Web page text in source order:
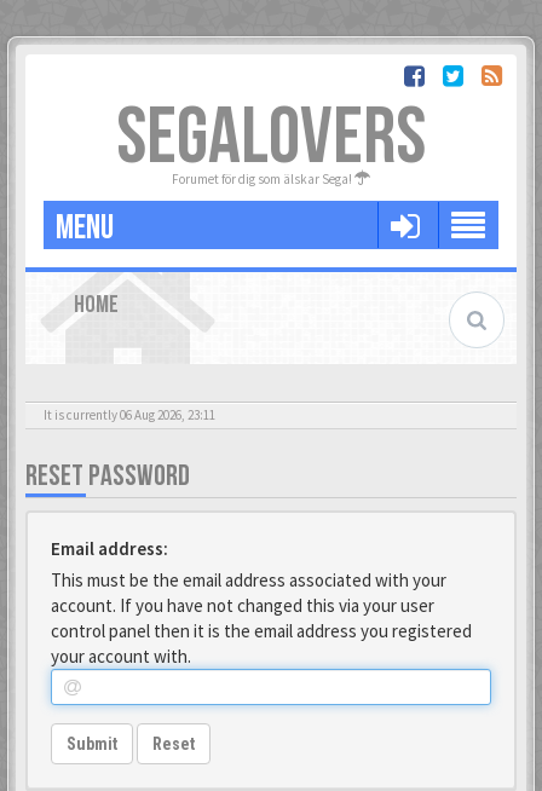
SEGALOVERS
Forumet för dig som älskar Sega!
MENU
HOME
It is currently 06 Aug 2026, 23:11
RESET PASSWORD
Email address:
This must be the email address associated with your
account. If you have not changed this via your user
control panel then it is the email address you registered
your account with.
Submit Reset